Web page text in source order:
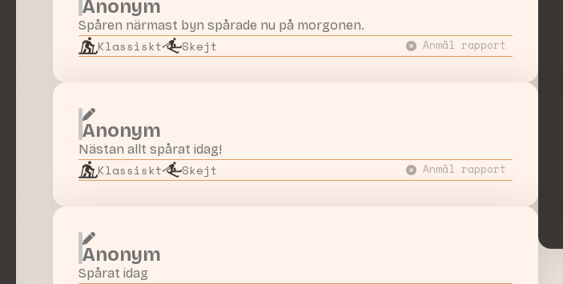
Anonym
Spåren närmast byn spårade nu på morgonen.
Klassiskt Skejt Anmäl rapport
Anonym
Nästan allt spårat idag!
Klassiskt Skejt Anmäl rapport
Anonym
Spårat idag